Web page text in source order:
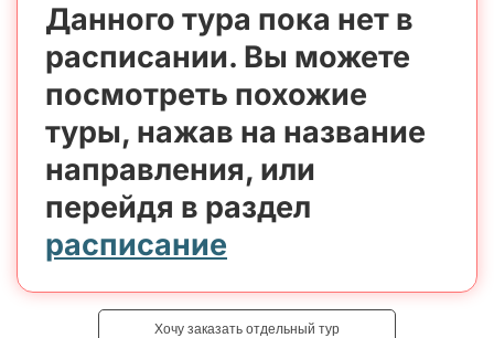
Данного тура пока нет в
расписании. Вы можете
посмотреть похожие
туры, нажав на название
направления, или
перейдя в раздел
расписание
Хочу заказать отдельный тур